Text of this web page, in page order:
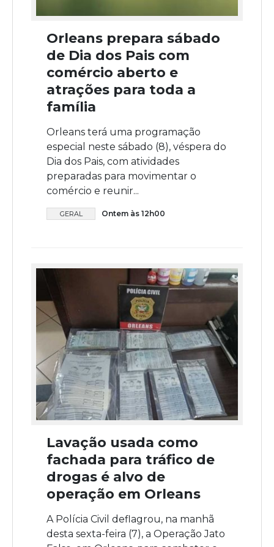
Orleans prepara sábado
de Dia dos Pais com
comércio aberto e
atrações para toda a
família
Orleans terá uma programação
especial neste sábado (8), véspera do
Dia dos Pais, com atividades
preparadas para movimentar o
comércio e reunir...
GERAL Ontem às 12h00
Lavação usada como
fachada para tráfico de
drogas é alvo de
operação em Orleans
A Polícia Civil deflagrou, na manhã
desta sexta-feira (7), a Operação Jato